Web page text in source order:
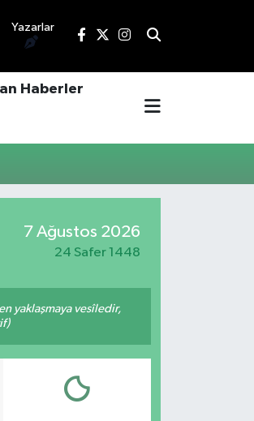
Yazarlar
Haberler
7 Ağustos 2026
24 Safer 1448
yaklaşmaya vesîledir,